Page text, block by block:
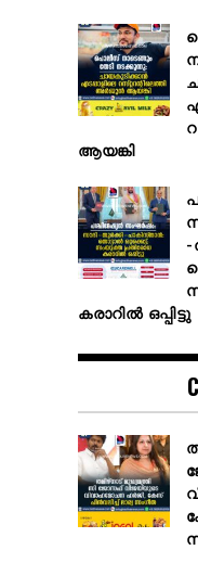
ആയങ്കി
-
കരാറിൽ ഒപ്പിട്ടു